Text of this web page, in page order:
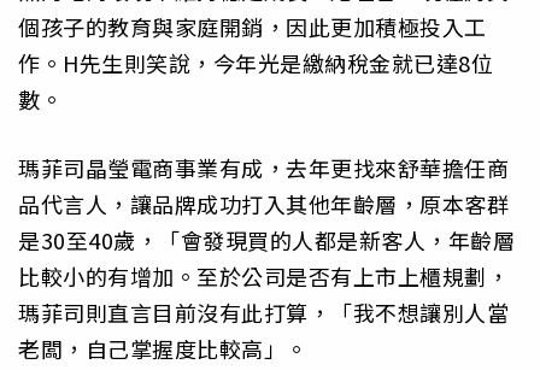
個孩子的教育與家庭開銷，因此更加積極投入工
作。H先生則笑說，今年光是繳納稅金就已達8位
數。
瑪菲司晶瑩電商事業有成，去年更找來舒華擔任商
品代言人，讓品牌成功打入其他年齡層，原本客群
是30至40歲，「會發現買的人都是新客人，年齡層
比較小的有增加。至於公司是否有上市上櫃規劃，
瑪菲司則直言目前沒有此打算，「我不想讓別人當
老闆，自己掌握度比較高」。